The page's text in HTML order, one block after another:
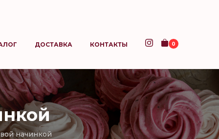
ДОСТАВКА КОНТАКТЫ 0
начинкой